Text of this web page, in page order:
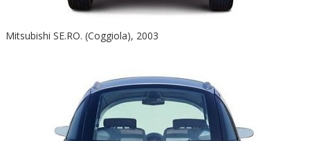
Mitsubishi SE.RO. (Coggiola), 2003